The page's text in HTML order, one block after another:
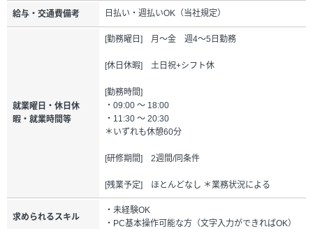
給与・交通費備考 日払い・週払いOK（当社規定）
就業曜日・休日休
暇・就業時間等
[勤務曜日] 月～金 週4～5日勤務
[休日休暇] 土日祝+シフト休
[勤務時間]
・09:00 ～ 18:00
・11:30 ～ 20:30
＊いずれも休憩60分
[研修期間] 2週間/同条件
[残業予定] ほとんどなし ＊業務状況による
求められるスキル
・未経験OK
・PC基本操作可能な方（文字入力ができればOK）